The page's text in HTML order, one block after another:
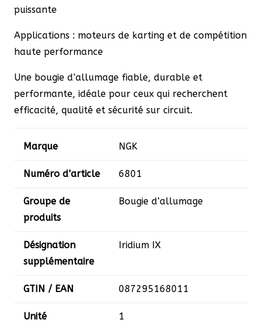
puissante
Applications : moteurs de karting et de compétition
haute performance
Une bougie d’allumage fiable, durable et
performante, idéale pour ceux qui recherchent
efficacité, qualité et sécurité sur circuit.
Marque NGK
Numéro d’article 6801
Groupe de
produits
Bougie d’allumage
Désignation
supplémentaire
Iridium IX
GTIN / EAN ­087295168011
Unité
1